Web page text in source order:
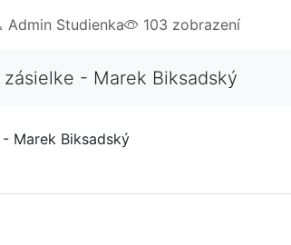
Admin Studienka 103 zobrazení
- Marek Biksadský
Marek Biksadský